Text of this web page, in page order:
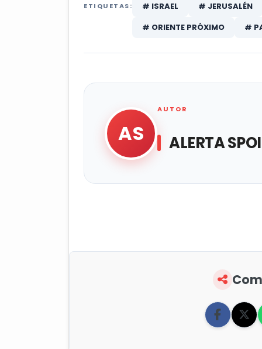
ETIQUETAS: # ISRAEL # JERUSALÉN
# ORIENTE PRÓXIMO
#
AS
AUTOR
ALERTA